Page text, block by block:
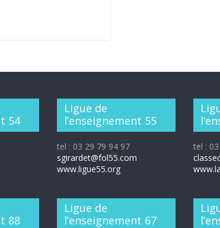
54
88
Ligue de
l’enseignement 55
tel : 03 29 79 94 97
sgirardet@fol55.com
www.ligue55.org
Ligue de
l’enseignement 67
tel :